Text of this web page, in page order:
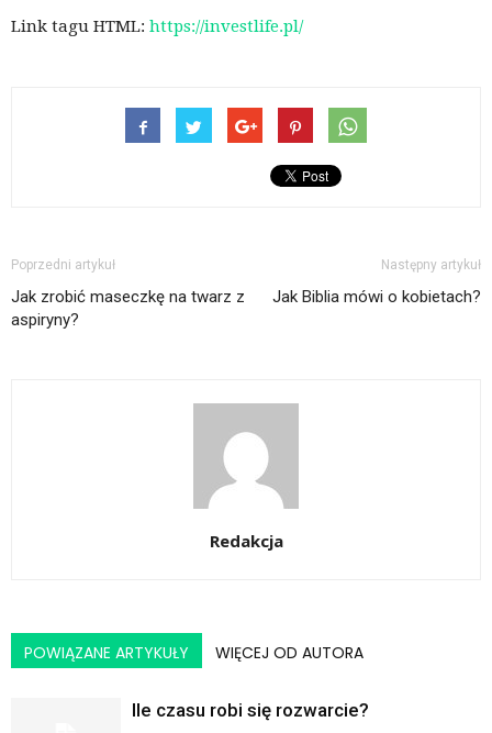
Link tagu HTML: https://investlife.pl/
Poprzedni artykuł
Jak zrobić maseczkę na twarz z
aspiryny?
Następny artykuł
Jak Biblia mówi o kobietach?
Redakcja
POWIĄZANE ARTYKUŁY WIĘCEJ OD AUTORA
Ile czasu robi się rozwarcie?